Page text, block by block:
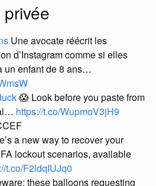
Une avocate réécrit les
d’Instagram comme si elles
un enfant de 8 ans…
😱 Look before you paste from
https://t.co/WupmoV3jH9
a new way to recover your
lockout scenarios, available
t.co/F2ldqIUJq0
these balloons requesting